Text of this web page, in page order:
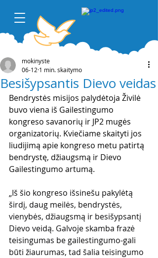
Besišypsantis Dievo veidas
mokinyste
06-12 1 min. skaitymo
Bendrystės misijos palydėtoja Živilė
buvo viena iš Gailestingumo
kongreso savanorių ir JP2 mugės
organizatorių. Kviečiame skaityti jos
liudijimą apie kongreso metu patirtą
bendrystę, džiaugsmą ir Dievo
Gailestingumo artumą.
„Iš šio kongreso išsinešu pakylėtą
širdį, daug meilės, bendrystės,
vienybės, džiaugsmą ir besišypsantį
Dievo veidą. Galvoje skamba frazė
teisingumas be gailestingumo-gali
būti žiaurumas, tad šalia teisingumo